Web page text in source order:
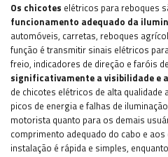
Os chicotes elétricos para reboques
funcionamento adequado da
automóveis, carretas, reboques
função é transmitir sinais elétricos
freio, indicadores de direção e faróis
significativamente a visibilidade e
de chicotes elétricos de alta qualidade
picos de energia e falhas de
motorista quanto para os demais
comprimento adequado do cabo e
instalação é rápida e simples, enquanto